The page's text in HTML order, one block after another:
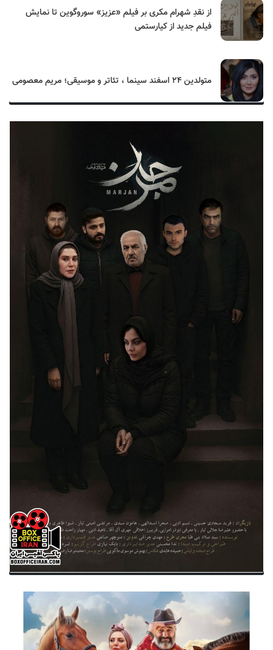
از نقدِ شهرام مکری بر فیلم «عزیز» سوروگوین تا نمایش
فیلم جدید از کیارستمی
متولدین ۲۴ اسفند سینما ، تئاتر و موسیقی؛ مریم معصومی